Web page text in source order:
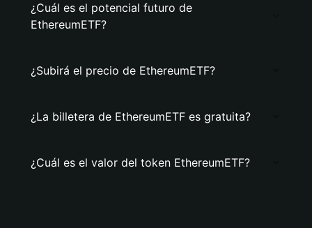
¿Cuál es el potencial futuro de
EthereumETF?
¿Subirá el precio de EthereumETF?
¿La billetera de EthereumETF es gratuita?
¿Cuál es el valor del token EthereumETF?